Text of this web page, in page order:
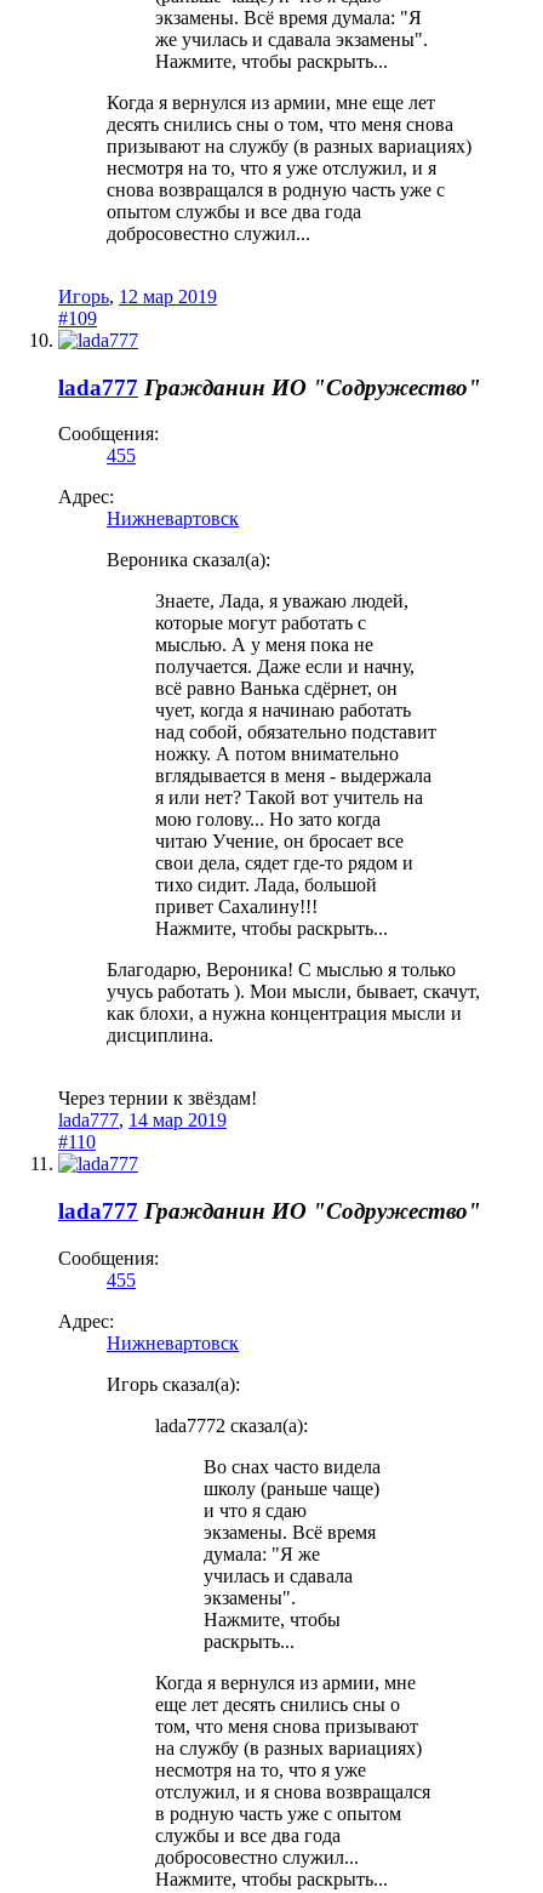
экзамены. Всё время думала: "Я
же училась и сдавала экзамены".
Нажмите, чтобы раскрыть...
Когда я вернулся из армии, мне еще лет
десять снились сны о том, что меня снова
призывают на службу (в разных вариациях)
несмотря на то, что я уже отслужил, и я
снова возвращался в родную часть уже с
опытом службы и все два года
добросовестно служил...
Игорь, 12 мар 2019
#109
lada777 Гражданин ИО "Содружество"
Сообщения:
455
Адрес:
Нижневартовск
Вероника сказал(а):
Знаете, Лада, я уважаю людей,
которые могут работать с
мыслью. А у меня пока не
получается. Даже если и начну,
всё равно Ванька сдёрнет, он
чует, когда я начинаю работать
над собой, обязательно подставит
ножку. А потом внимательно
вглядывается в меня - выдержала
я или нет? Такой вот учитель на
мою голову... Но зато когда
читаю Учение, он бросает все
свои дела, сядет где-то рядом и
тихо сидит. Лада, большой
привет Сахалину!!!
Нажмите, чтобы раскрыть...
Благодарю, Вероника! С мыслью я только
учусь работать ). Мои мысли, бывает, скачут,
как блохи, а нужна концентрация мысли и
дисциплина.
Через тернии к звёздам!
lada777, 14 мар 2019
#110
lada777 Гражданин ИО "Содружество"
Сообщения:
455
Адрес:
Нижневартовск
Игорь сказал(а):
lada7772 сказал(а):
Во снах часто видела
школу (раньше чаще)
и что я сдаю
экзамены. Всё время
думала: "Я же
училась и сдавала
экзамены".
Нажмите, чтобы
раскрыть...
Когда я вернулся из армии, мне
еще лет десять снились сны о
том, что меня снова призывают
на службу (в разных вариациях)
несмотря на то, что я уже
отслужил, и я снова возвращался
в родную часть уже с опытом
службы и все два года
добросовестно служил...
Нажмите, чтобы раскрыть...